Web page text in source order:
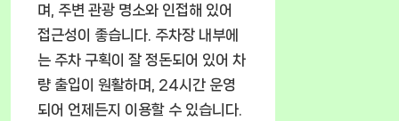
며, 주변 관광 명소와 인접해 있어
접근성이 좋습니다. 주차장 내부에
는 주차 구획이 잘 정돈되어 있어 차
량 출입이 원활하며, 24시간 운영
되어 언제든지 이용할 수 있습니다.